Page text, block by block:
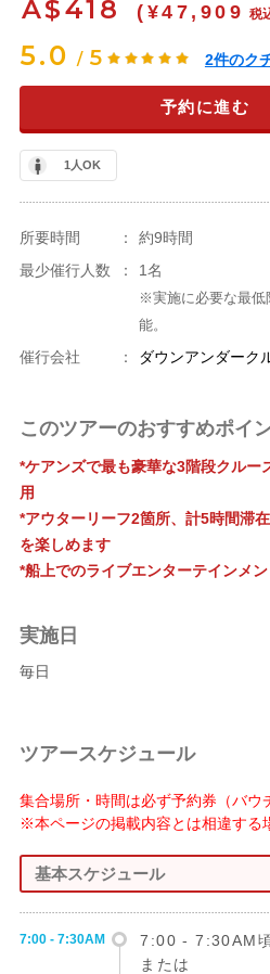
A$418 (¥47,909 税
5.0 / 5 2件のク
予約に進む
1人OK
所要時間 ：
約9時間
最少催行人数
： 1名
※実施に必要な最低
能。
催行会社 ： ダウンアンダーク
このツアーのおすすめポイ
*ケアンズで最も豪華な3階段クルー
用
*アウターリーフ2箇所、計5時間滞
を楽しめます
*船上でのライブエンターテインメン
実施日
毎日
ツアースケジュール
集合場所・時間は必ず予約券（バウ
※本ページの掲載内容とは相違する
基本スケジュール
7:00 - 7:30AM
7:00 - 7:30AM
または